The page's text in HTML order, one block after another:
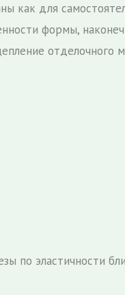
как для
формы,
отделочного
по эластичности